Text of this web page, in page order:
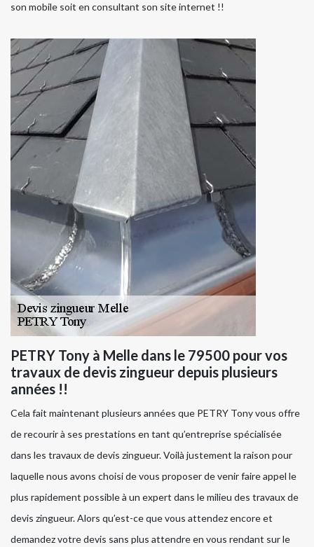
son mobile soit en consultant son site internet !!
PETRY Tony à Melle dans le 79500 pour vos
travaux de devis zingueur depuis plusieurs
années !!
Cela fait maintenant plusieurs années que PETRY Tony vous offre
de recourir à ses prestations en tant qu’entreprise spécialisée
dans les travaux de devis zingueur. Voilà justement la raison pour
laquelle nous avons choisi de vous proposer de venir faire appel le
plus rapidement possible à un expert dans le milieu des travaux de
devis zingueur. Alors qu’est-ce que vous attendez encore et
demandez votre devis sans plus attendre en vous rendant sur le